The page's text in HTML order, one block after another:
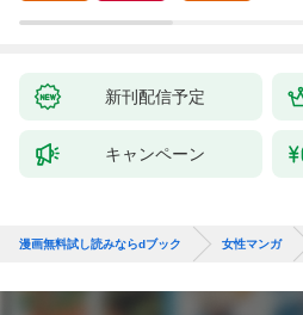
新刊配信予定
キャンペーン
漫画無料試し読みならdブック 女性マンガ